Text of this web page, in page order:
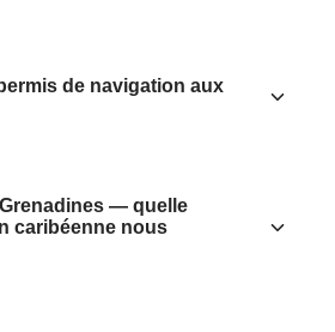
de navigation aux
— quelle
caribéenne nous